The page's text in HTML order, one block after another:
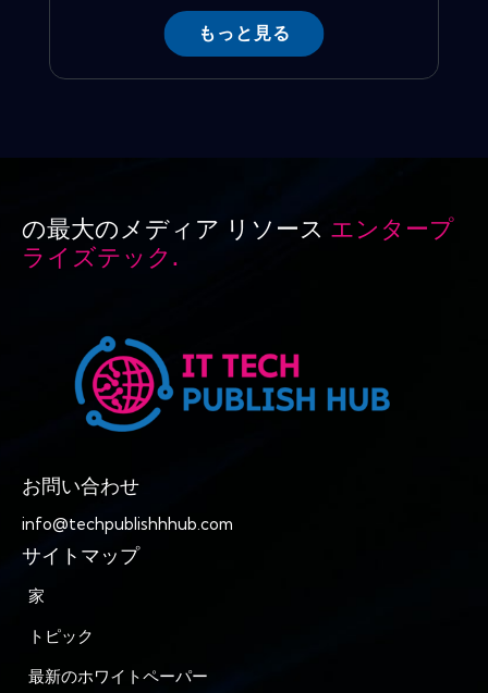
もっと見る
の最大のメディア リソース エンタープ
ライズテック.
お問い合わせ
info@techpublishhhub.com
サイトマップ
家
トピック
最新のホワイトペーパー